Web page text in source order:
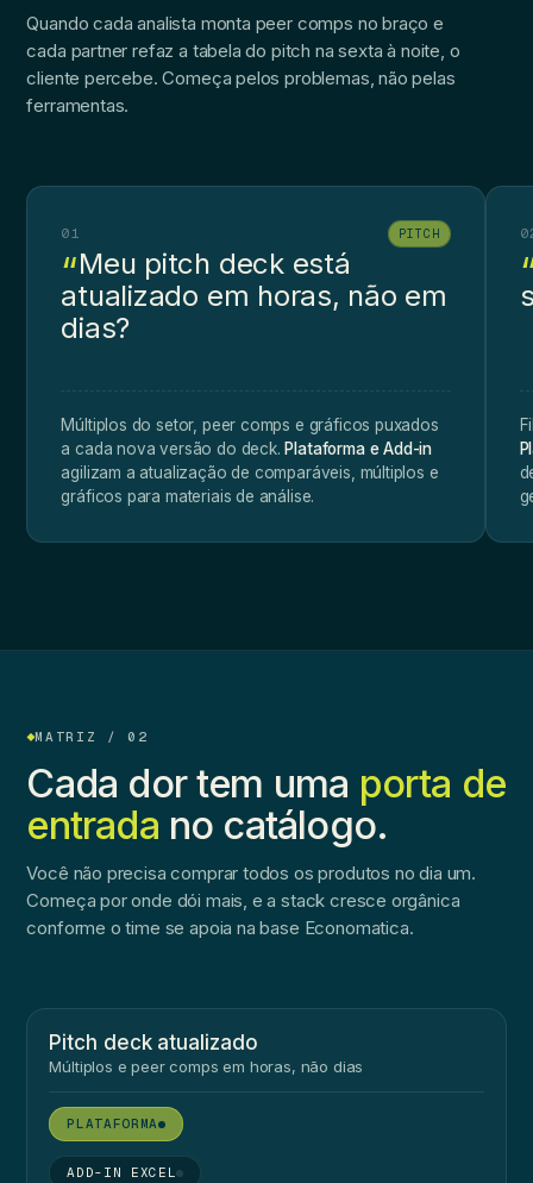
Quando cada analista monta peer comps no braço e
cada partner refaz a tabela do pitch na sexta à noite, o
cliente percebe. Começa pelos problemas, não pelas
ferramentas.
01 PITCH
Meu pitch deck está
atualizado em horas, não em
dias?
Múltiplos do setor, peer comps e gráficos puxados
a cada nova versão do deck. Plataforma e Add-in
agilizam a atualização de comparáveis, múltiplos e
gráficos para materiais de análise.
MATRIZ / 02
Cada dor tem uma porta de
entrada no catálogo.
Você não precisa comprar todos os produtos no dia um.
Começa por onde dói mais, e a stack cresce orgânica
conforme o time se apoia na base Economatica.
Pitch deck atualizado
Múltiplos e peer comps em horas, não dias
●
●